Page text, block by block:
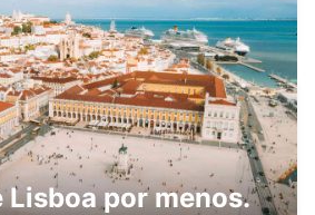
Lisboa por menos.